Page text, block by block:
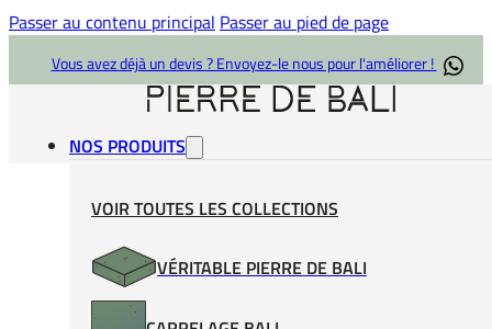
Passer au contenu principal Passer au pied de page
Vous avez déjà un devis ? Envoyez-le nous pour l'améliorer !
NOS PRODUITS
VOIR TOUTES LES COLLECTIONS
VÉRITABLE PIERRE DE BALI
Accueil Black Lava Stone / Black Lava Stone 10×20